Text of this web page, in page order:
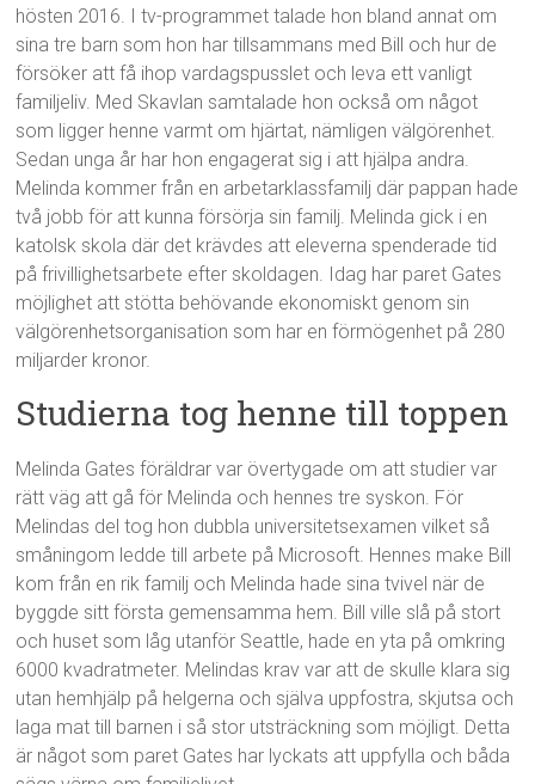
hösten 2016. I tv-programmet talade hon bland annat om
sina tre barn som hon har tillsammans med Bill och hur de
försöker att få ihop vardagspusslet och leva ett vanligt
familjeliv. Med Skavlan samtalade hon också om något
som ligger henne varmt om hjärtat, nämligen välgörenhet.
Sedan unga år har hon engagerat sig i att hjälpa andra.
Melinda kommer från en arbetarklassfamilj där pappan hade
två jobb för att kunna försörja sin familj. Melinda gick i en
katolsk skola där det krävdes att eleverna spenderade tid
på frivillighetsarbete efter skoldagen. Idag har paret Gates
möjlighet att stötta behövande ekonomiskt genom sin
välgörenhetsorganisation som har en förmögenhet på 280
miljarder kronor.
Studierna tog henne till toppen
Melinda Gates föräldrar var övertygade om att studier var
rätt väg att gå för Melinda och hennes tre syskon. För
Melindas del tog hon dubbla universitetsexamen vilket så
småningom ledde till arbete på Microsoft. Hennes make Bill
kom från en rik familj och Melinda hade sina tvivel när de
byggde sitt första gemensamma hem. Bill ville slå på stort
och huset som låg utanför Seattle, hade en yta på omkring
6000 kvadratmeter. Melindas krav var att de skulle klara sig
utan hemhjälp på helgerna och själva uppfostra, skjutsa och
laga mat till barnen i så stor utsträckning som möjligt. Detta
är något som paret Gates har lyckats att uppfylla och båda